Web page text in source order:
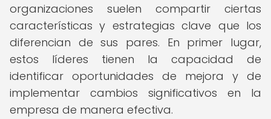
organizaciones suelen compartir ciertas
características y estrategias clave que los
diferencian de sus pares. En primer lugar,
estos líderes tienen la capacidad de
identificar oportunidades de mejora y de
implementar cambios significativos en la
empresa de manera efectiva.